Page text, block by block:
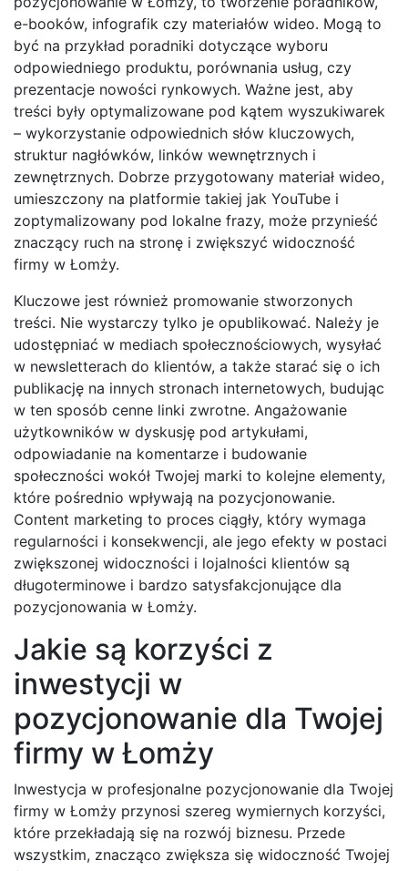
e-booków, infografik czy materiałów wideo. Mogą to
być na przykład poradniki dotyczące wyboru
odpowiedniego produktu, porównania usług, czy
prezentacje nowości rynkowych. Ważne jest, aby
treści były optymalizowane pod kątem wyszukiwarek
– wykorzystanie odpowiednich słów kluczowych,
struktur nagłówków, linków wewnętrznych i
zewnętrznych. Dobrze przygotowany materiał wideo,
umieszczony na platformie takiej jak YouTube i
zoptymalizowany pod lokalne frazy, może przynieść
znaczący ruch na stronę i zwiększyć widoczność
firmy w Łomży.
Kluczowe jest również promowanie stworzonych
treści. Nie wystarczy tylko je opublikować. Należy je
udostępniać w mediach społecznościowych, wysyłać
w newsletterach do klientów, a także starać się o ich
publikację na innych stronach internetowych, budując
w ten sposób cenne linki zwrotne. Angażowanie
użytkowników w dyskusję pod artykułami,
odpowiadanie na komentarze i budowanie
społeczności wokół Twojej marki to kolejne elementy,
które pośrednio wpływają na pozycjonowanie.
Content marketing to proces ciągły, który wymaga
regularności i konsekwencji, ale jego efekty w postaci
zwiększonej widoczności i lojalności klientów są
długoterminowe i bardzo satysfakcjonujące dla
pozycjonowania w Łomży.
Jakie są korzyści z
inwestycji w
pozycjonowanie dla Twojej
firmy w Łomży
Inwestycja w profesjonalne pozycjonowanie dla Twojej
firmy w Łomży przynosi szereg wymiernych korzyści,
które przekładają się na rozwój biznesu. Przede
wszystkim, znacząco zwiększa się widoczność Twojej